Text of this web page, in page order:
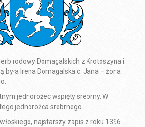
rodowy Domagalskich z Krotoszyna i
była Irena Domagalska c. Jana – żona
jednorożec wspięty srebrny. W
jednorożca srebrnego.
najstarszy zapis z roku 1396.